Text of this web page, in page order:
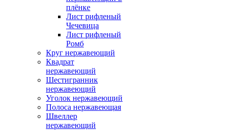
плёнке
Лист рифленый
Чечевица
Лист рифленый
Ромб
Круг нержавеющий
Квадрат
нержавеющий
Шестигранник
нержавеющий
Уголок нержавеющий
Полоса нержавеющая
Швеллер
нержавеющий